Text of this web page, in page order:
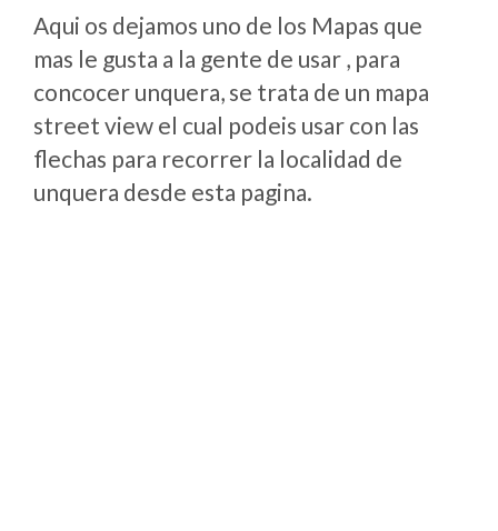
Aqui os dejamos uno de los Mapas que
mas le gusta a la gente de usar , para
concocer unquera, se trata de un mapa
street view el cual podeis usar con las
flechas para recorrer la localidad de
unquera desde esta pagina.